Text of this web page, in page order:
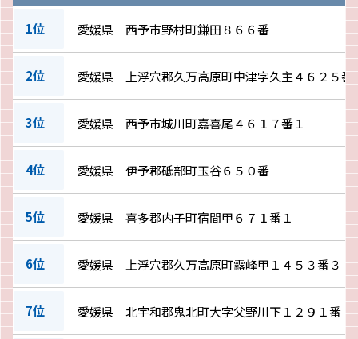
1位 愛媛県 西予市野村町鎌田８６６番
2位 愛媛県 上浮穴郡久万高原町中津字久主４６２５番
3位 愛媛県 西予市城川町嘉喜尾４６１７番１
4位 愛媛県 伊予郡砥部町玉谷６５０番
5位 愛媛県 喜多郡内子町宿間甲６７１番１
6位 愛媛県 上浮穴郡久万高原町露峰甲１４５３番３
7位 愛媛県 北宇和郡鬼北町大字父野川下１２９１番